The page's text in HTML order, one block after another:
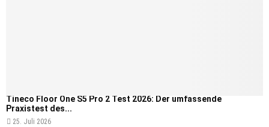
Tineco Floor One S5 Pro 2 Test 2026: Der umfassende
Praxistest des...
25. Juli 2026